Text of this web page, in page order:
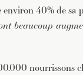
40% de
beaucoup
nourrissons